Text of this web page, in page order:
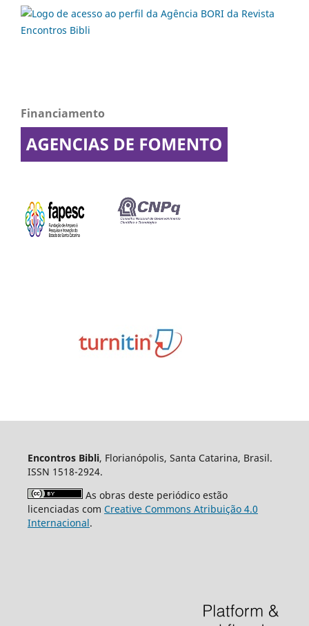
Financiamento
Encontros Bibli, Florianópolis, Santa Catarina, Brasil.
ISSN 1518-2924.
As obras deste periódico estão
licenciadas com Creative Commons Atribuição 4.0
Internacional.